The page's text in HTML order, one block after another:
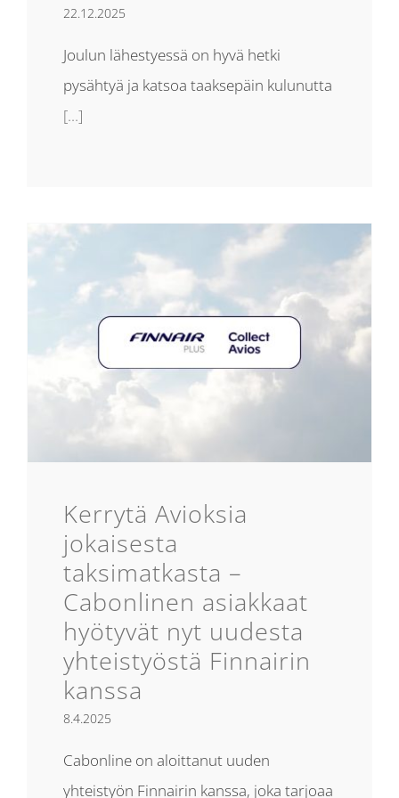
22.12.2025
Joulun lähestyessä on hyvä hetki
pysähtyä ja katsoa taaksepäin kulunutta
[...]
Kerrytä Avioksia
jokaisesta
taksimatkasta –
Cabonlinen asiakkaat
hyötyvät nyt uudesta
yhteistyöstä Finnairin
kanssa
8.4.2025
Cabonline on aloittanut uuden
yhteistyön Finnairin kanssa, joka tarjoaa